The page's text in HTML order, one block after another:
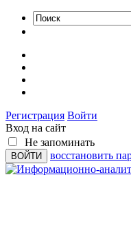
Регистрация Войти
Вход на сайт
Не запоминать
восстановить